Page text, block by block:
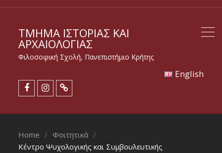
ΤΜΉΜΑ ΙΣΤΟΡΊΑΣ ΚΑΙ
ΑΡΧΑΙΟΛΟΓΊΑΣ
Φιλοσοφική Σχολή, Πανεπιστήμιο Κρήτης
Εnglish
Home
Φοιτητικά
Κέντρο Ψυχολογικής και Συμβουλευτικής